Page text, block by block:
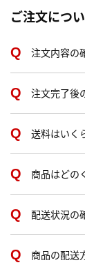
ご注文につ
注文内容の
注文完了後
送料はいく
商品はどの
配送状況の
商品の配送